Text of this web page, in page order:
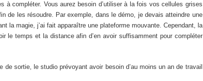
à compléter. Vous aurez besoin d’utiliser à la fois vos cellules grises
de les résoudre. Par exemple, dans le démo, je devais atteindre une
la magie, j’ai fait apparaître une plateforme mouvante. Cependant, la
le temps et la distance afin d’en avoir suffisamment pour compléter
de sortie, le studio prévoyant avoir besoin d’au moins un an de travail